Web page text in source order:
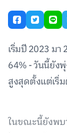
เริ่มปี 2023 มา
64% - วันนี้ยัง
สูงสุดตั้งแต่เริ่
ในขณะนี้ยังพบ